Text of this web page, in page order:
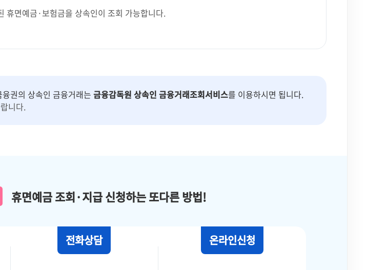
휴면예금·보험금을 상속인이 조회 가능합니다.
권의 상속인 금융거래는 금융감독원 상속인 금융거래조회서비스를 이용하시면 됩니다.
니다.
휴면예금 조회·지급신청하는 또다른 방법!
전화상담 온라인신청